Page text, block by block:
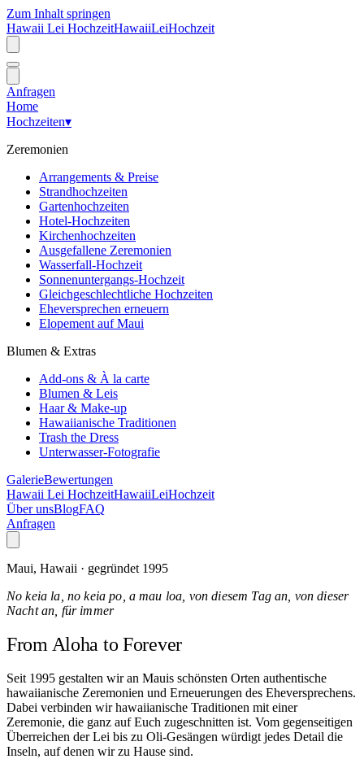
Zum Inhalt springen
Hawaii Lei HochzeitHawaiiLeiHochzeit
Anfragen
Home
Hochzeiten▾
Zeremonien
Arrangements & Preise
Strandhochzeiten
Gartenhochzeiten
Hotel-Hochzeiten
Kirchenhochzeiten
Ausgefallene Zeremonien
Wasserfall-Hochzeit
Sonnenuntergangs-Hochzeit
Gleichgeschlechtliche Hochzeiten
Eheversprechen erneuern
Elopement auf Maui
Blumen & Extras
Add-ons & À la carte
Blumen & Leis
Haar & Make-up
Hawaiianische Traditionen
Trash the Dress
Unterwasser-Fotografie
GalerieBewertungen
Hawaii Lei HochzeitHawaiiLeiHochzeit
Über unsBlogFAQ
Anfragen
Maui, Hawaii · gegründet 1995
No keia la, no keia po, a mau loa, von diesem Tag an, von dieser
Nacht an, für immer
From Aloha to Forever
Seit 1995 gestalten wir an Mauis schönsten Orten authentische
hawaiianische Zeremonien und Erneuerungen des Eheversprechens.
Dabei verbinden wir hawaiianische Traditionen mit einer
Zeremonie, die ganz auf Euch zugeschnitten ist. Vom gegenseitigen
Überreichen der Lei bis zu Oli-Gesängen würdigt jedes Detail die
Inseln, auf denen wir zu Hause sind.